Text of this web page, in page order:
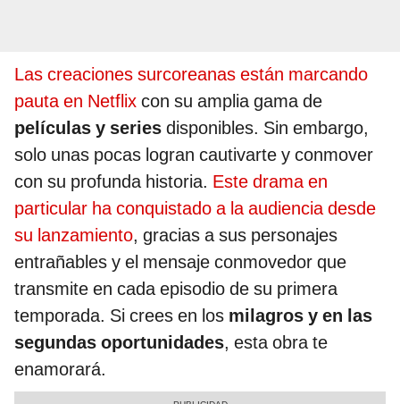
Las creaciones surcoreanas están marcando
pauta en Netflix con su amplia gama de
películas y series disponibles. Sin embargo,
solo unas pocas logran cautivarte y conmover
con su profunda historia. Este drama en
particular ha conquistado a la audiencia desde
su lanzamiento, gracias a sus personajes
entrañables y el mensaje conmovedor que
transmite en cada episodio de su primera
temporada. Si crees en los milagros y en las
segundas oportunidades, esta obra te
enamorará.